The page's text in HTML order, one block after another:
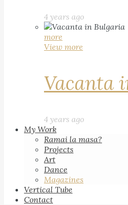
4 years ago
more
View more
Vacanta
4 years ago
My Work
Ramai la masa?
Projects
Art
Dance
Magazines
Vertical Tube
Contact